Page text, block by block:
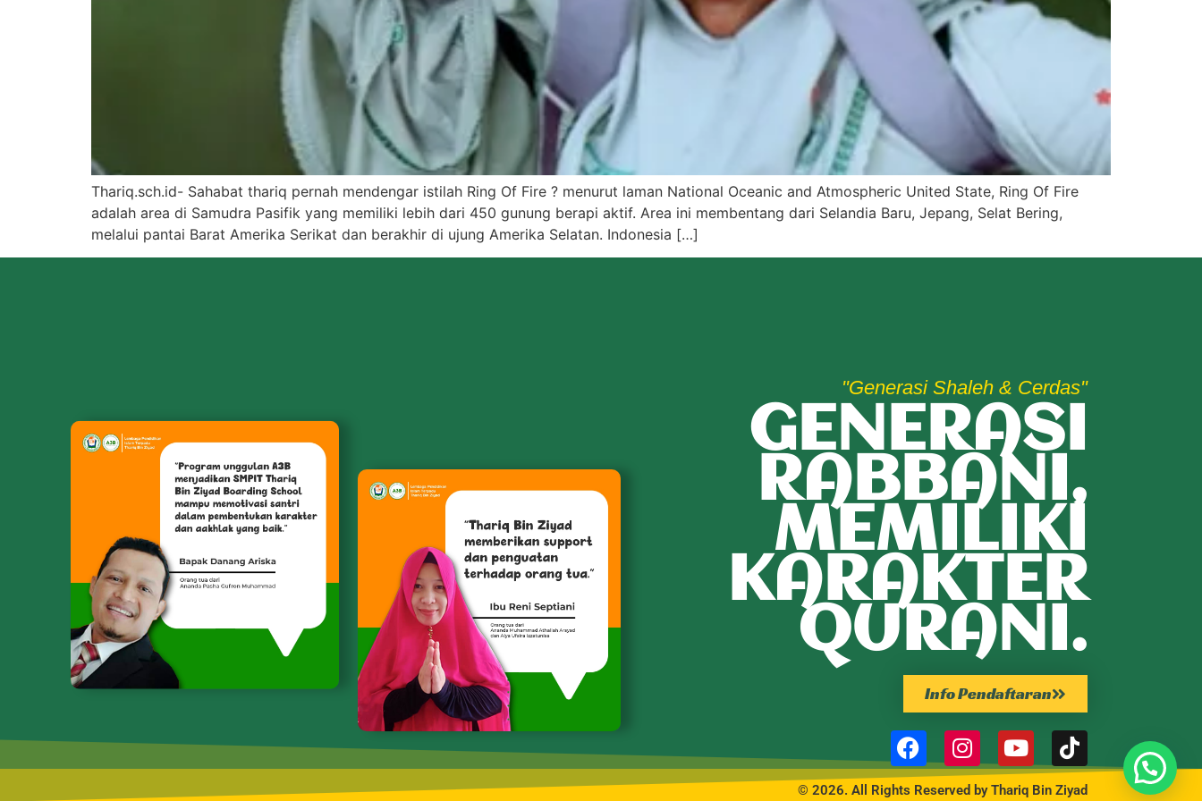
Thariq.sch.id- Sahabat thariq pernah mendengar istilah Ring Of Fire ? menurut laman National Oceanic and Atmospheric United State, Ring Of Fire
adalah area di Samudra Pasifik yang memiliki lebih dari 450 gunung berapi aktif. Area ini membentang dari Selandia Baru, Jepang, Selat Bering,
melalui pantai Barat Amerika Serikat dan berakhir di ujung Amerika Selatan. Indonesia […]
"Generasi Shaleh & Cerdas"
GENERASI
RABBANI,
MEMILIKI
KARAKTER
QURANI.
Info Pendaftaran
© 2026. All Rights Reserved by Thariq Bin Ziyad